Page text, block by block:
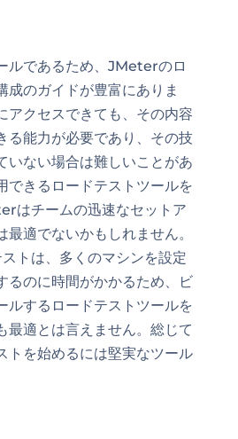
ルであるため、JMeterのロ
成のガイドが豊富にありま
アクセスできても、その内容
る能力が必要であり、その技
いない場合は難しいことがあ
できるロードテストツールを
はチームの迅速なセットア
最適でないかもしれません。
トは、多くのマシンを設定
るのに時間がかかるため、ビ
ルするロードテストツールを
最適とは言えません。総じて
トを始めるには堅実なツール